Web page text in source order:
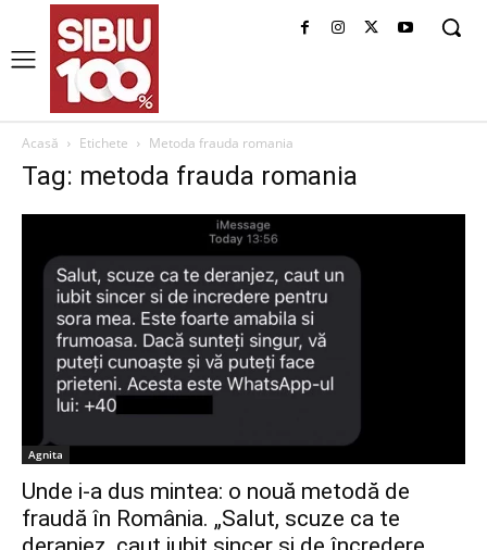
Acasă Etichete Metoda frauda romania
Tag: metoda frauda romania
Agnita
Unde i-a dus mintea: o nouă metodă de
fraudă în România. „Salut, scuze ca te